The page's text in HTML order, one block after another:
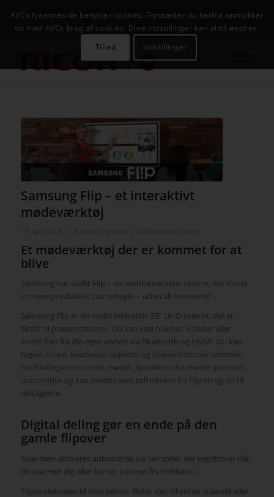
AVC INFOSYSTEM
Samsung Flip – et interaktivt
mødeværktøj
Et mødeværktøj der er kommet for at
blive
Samsung har skabt Flip – en mobil interaktiv skærm, der driver
et mere produktivt samarbejde – uden alt besværet!
Samsung Flip er en mobil interaktiv 55” UHD-skærm, der er
skabt til præsentationer. Du kan vise billeder, videoer eller
andre filer fra din egen enhed via Bluetooth og HDMI. Du kan
tegne, skrive, bearbejde objekter og præsentationer sammen
med kollegaerne under mødet. Notaterne fra mødet gemmes
automatisk og kan sendes som pdf direkte fra Flip’en og ud til
deltagerne.
Digital deling gør en ende på den
gamle flipover
Skærmen aktiveres automatisk via sensorer, der registrerer når
du nærmer dig eller fjerner pennen fra holderen.
Tilpas skærmen til dine behov. Rotér den til enten stående eller
AVCs hjemmeside benytter cookies. Fortsætter du herfra samtykker
du med AVCs brug af cookies. Dine indstillinger kan altid ændres.
Tillad
Indstillinger